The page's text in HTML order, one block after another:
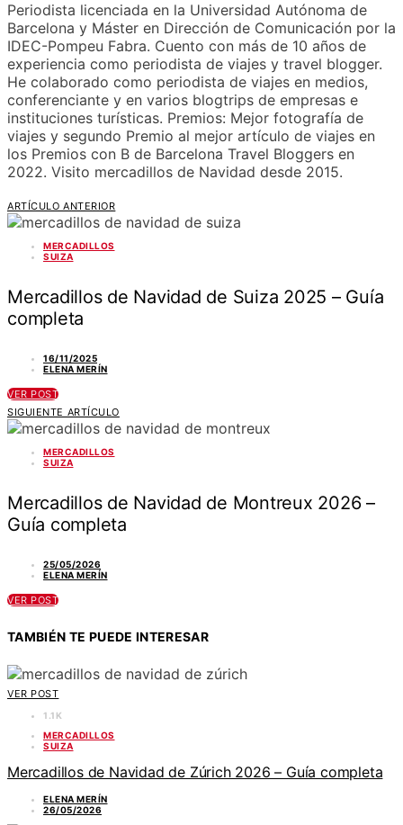
Periodista licenciada en la Universidad Autónoma de
Barcelona y Máster en Dirección de Comunicación por la
IDEC-Pompeu Fabra. Cuento con más de 10 años de
experiencia como periodista de viajes y travel blogger.
He colaborado como periodista de viajes en medios,
conferenciante y en varios blogtrips de empresas e
instituciones turísticas. Premios: Mejor fotografía de
viajes y segundo Premio al mejor artículo de viajes en
los Premios con B de Barcelona Travel Bloggers en
2022. Visito mercadillos de Navidad desde 2015.
ARTÍCULO ANTERIOR
MERCADILLOS
SUIZA
Mercadillos de Navidad de Suiza 2025 – Guía
completa
16/11/2025
ELENA MERÍN
VER POST
SIGUIENTE ARTÍCULO
MERCADILLOS
SUIZA
Mercadillos de Navidad de Montreux 2026 –
Guía completa
25/05/2026
ELENA MERÍN
VER POST
TAMBIÉN TE PUEDE INTERESAR
VER POST
1.1K
MERCADILLOS
SUIZA
Mercadillos de Navidad de Zúrich 2026 – Guía completa
ELENA MERÍN
26/05/2026